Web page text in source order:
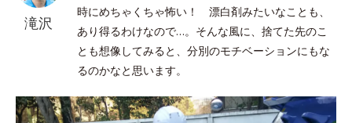
滝沢
時にめちゃくちゃ怖い！ 漂白剤みたいなことも、
あり得るわけなので…。そんな風に、捨てた先のこ
とも想像してみると、分別のモチベーションにもな
るのかなと思います。